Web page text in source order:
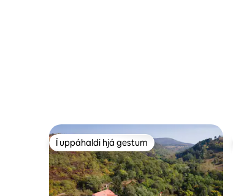
Í uppáhaldi hjá gestum
Í uppáhaldi hjá gestum